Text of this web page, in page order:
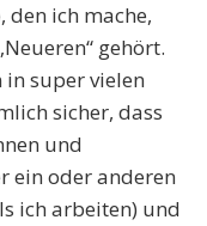
den ich mache,
gehört.
in super vielen
sicher, dass
und
ein oder anderen
ich arbeiten) und